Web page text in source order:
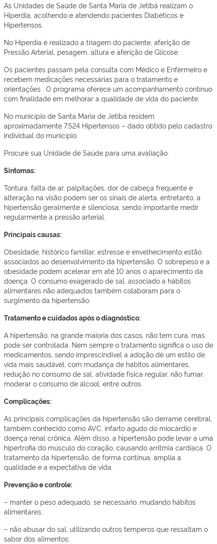
As Unidades de Saúde de Santa Maria de Jetibá realizam o
Hiperdia, acolhendo e atendendo pacientes Diabéticos e
Hipertensos.
No Hiperdia é realizado a triagem do paciente, aferição de
Pressão Arterial, pesagem, altura e aferição de Glicose.
Os pacientes passam pela consulta com Médico e Enfermeiro e
recebem medicações necessárias para o tratamento e
orientações . O programa oferece um acompanhamento contínuo
com finalidade em melhorar a qualidade de vida do paciente.
No município de Santa Maria de Jetibá residem
aproximadamente 7.524 Hipertensos – dado obtido pelo cadastro
individual do município.
Procure sua Unidade de Saúde para uma avaliação.
Sintomas:
Tontura, falta de ar, palpitações, dor de cabeça frequente e
alteração na visão podem ser os sinais de alerta, entretanto, a
hipertensão geralmente é silenciosa, sendo importante medir
regularmente a pressão arterial.
Principais causas:
Obesidade, histórico familiar, estresse e envelhecimento estão
associados ao desenvolvimento da hipertensão. O sobrepeso e a
obesidade podem acelerar em até 10 anos o aparecimento da
doença. O consumo exagerado de sal, associado a hábitos
alimentares não adequados também colaboram para o
surgimento da hipertensão.
Tratamento e cuidados após o diagnóstico:
A hipertensão, na grande maioria dos casos, não tem cura, mas
pode ser controlada. Nem sempre o tratamento significa o uso de
medicamentos, sendo imprescindível a adoção de um estilo de
vida mais saudável, com mudança de hábitos alimentares,
redução no consumo de sal, atividade física regular, não fumar,
moderar o consumo de álcool, entre outros.
Complicações:
As principais complicações da hipertensão são derrame cerebral,
também conhecido como AVC, infarto agudo do miocárdio e
doença renal crônica. Além disso, a hipertensão pode levar a uma
hipertrofia do músculo do coração, causando arritmia cardíaca. O
tratamento da hipertensão, de forma continua, amplia a
qualidade e a expectativa de vida.
Prevenção e controle:
– manter o peso adequado, se necessário, mudando hábitos
alimentares;
– não abusar do sal, utilizando outros temperos que ressaltam o
sabor dos alimentos;